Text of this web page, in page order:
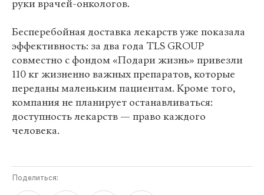
руки врачей-онкологов.
Бесперебойная доставка лекарств уже показала
эффективность: за два года TLS GROUP
совместно с фондом «Подари жизнь» привезли
110 кг жизненно важных препаратов, которые
переданы маленьким пациентам. Кроме того,
компания не планирует останавливаться:
доступность лекарств — право каждого
человека.
Поделиться: